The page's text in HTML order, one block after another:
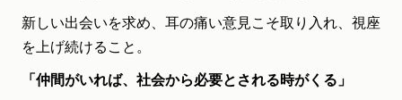
新しい出会いを求め、耳の痛い意見こそ取り入れ、視座
を上げ続けること。
「仲間がいれば、社会から必要とされる時がくる」